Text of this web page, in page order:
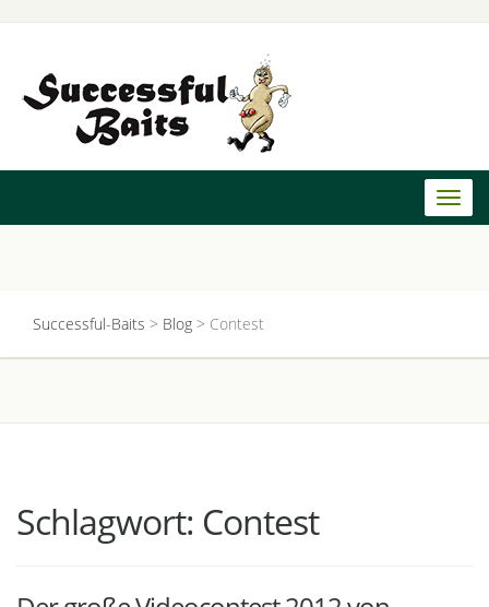
Successful-Baits > Blog > Contest
Schlagwort: Contest